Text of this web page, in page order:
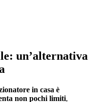
un’alternativa
in casa è
non pochi limiti,